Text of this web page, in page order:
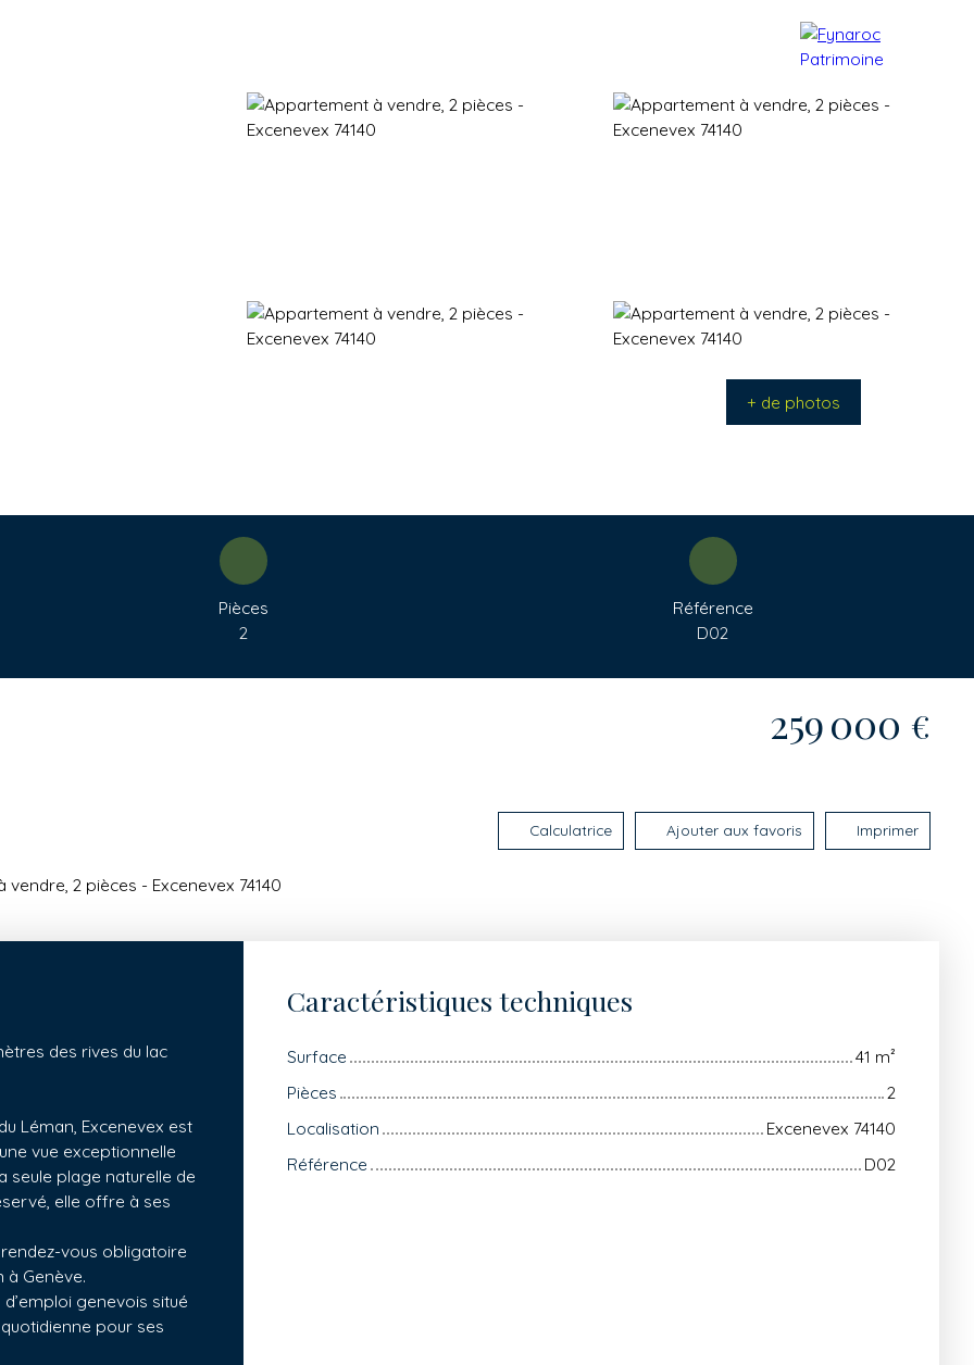
Immobilier en revente Vendre Actualités Contact
+ de photos
Pièces
2
Référence
D02
259 000 €
Calculatrice Ajouter aux favoris Imprimer
2 pièces - Excenevex 74140
des rives du lac
Léman, Excenevex est
vue exceptionnelle
seule plage naturelle de
elle offre à ses
vous obligatoire
à Genève.
genevois situé
pour ses
Caractéristiques techniques
Surface 41 m²
Pièces
2
Localisation
Excenevex 74140
Référence
D02